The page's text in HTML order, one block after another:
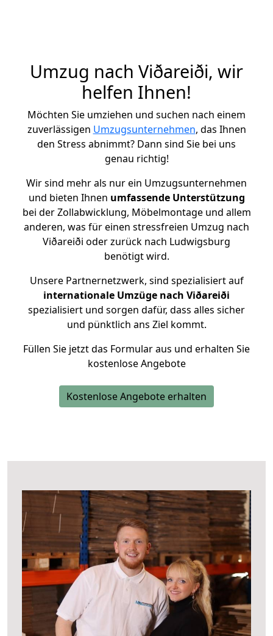
Umzug nach Viðareiði, wir
helfen Ihnen!
Möchten Sie umziehen und suchen nach einem
zuverlässigen Umzugsunternehmen, das Ihnen
den Stress abnimmt? Dann sind Sie bei uns
genau richtig!
Wir sind mehr als nur ein Umzugsunternehmen
und bieten Ihnen umfassende Unterstützung
bei der Zollabwicklung, Möbelmontage und allem
anderen, was für einen stressfreien Umzug nach
Viðareiði oder zurück nach Ludwigsburg
benötigt wird.
Unsere Partnernetzwerk, sind spezialisiert auf
internationale Umzüge nach Viðareiði
spezialisiert und sorgen dafür, dass alles sicher
und pünktlich ans Ziel kommt.
Füllen Sie jetzt das Formular aus und erhalten Sie
kostenlose Angebote
Kostenlose Angebote erhalten